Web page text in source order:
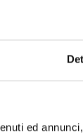
ed
entrate
della